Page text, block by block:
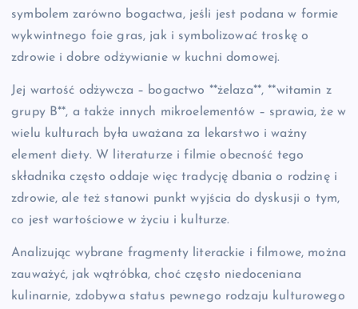
symbolem zarówno bogactwa, jeśli jest podana w formie
wykwintnego foie gras, jak i symbolizować troskę o
zdrowie i dobre odżywianie w kuchni domowej.
Jej wartość odżywcza – bogactwo **żelaza**, **witamin z
grupy B**, a także innych mikroelementów – sprawia, że w
wielu kulturach była uważana za lekarstwo i ważny
element diety. W literaturze i filmie obecność tego
składnika często oddaje więc tradycję dbania o rodzinę i
zdrowie, ale też stanowi punkt wyjścia do dyskusji o tym,
co jest wartościowe w życiu i kulturze.
Analizując wybrane fragmenty literackie i filmowe, można
zauważyć, jak wątróbka, choć często niedoceniana
kulinarnie, zdobywa status pewnego rodzaju kulturowego